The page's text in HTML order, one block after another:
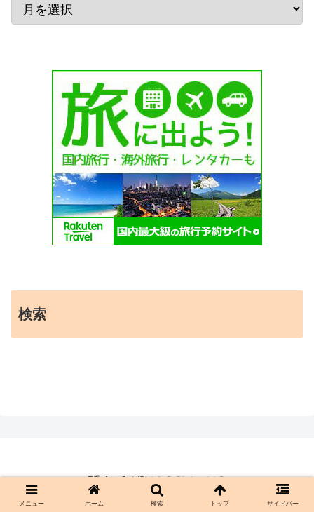
検索
メニュー ホーム 検索 トップ サイドバー